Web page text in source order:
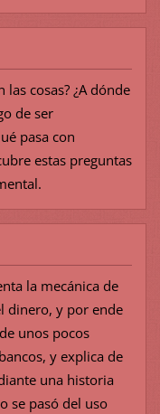
las cosas? ¿A dónde
de ser
pasa con
estas preguntas
la mecánica de
dinero, y por ende
unos pocos
y explica de
una historia
se pasó del uso